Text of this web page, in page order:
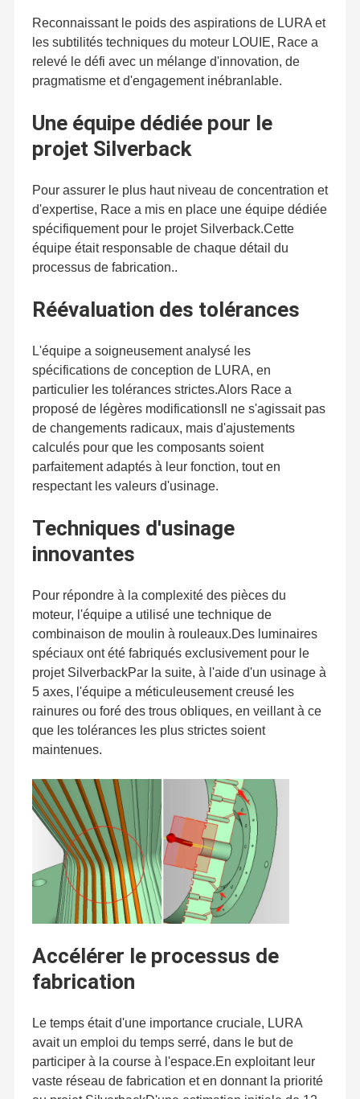
Reconnaissant le poids des aspirations de LURA et
les subtilités techniques du moteur LOUIE, Race a
relevé le défi avec un mélange d'innovation, de
pragmatisme et d'engagement inébranlable.
Une équipe dédiée pour le
projet Silverback
Pour assurer le plus haut niveau de concentration et
d'expertise, Race a mis en place une équipe dédiée
spécifiquement pour le projet Silverback.Cette
équipe était responsable de chaque détail du
processus de fabrication..
Réévaluation des tolérances
L'équipe a soigneusement analysé les
spécifications de conception de LURA, en
particulier les tolérances strictes.Alors Race a
proposé de légères modificationsIl ne s'agissait pas
de changements radicaux, mais d'ajustements
calculés pour que les composants soient
parfaitement adaptés à leur fonction, tout en
respectant les valeurs d'usinage.
Techniques d'usinage
innovantes
Pour répondre à la complexité des pièces du
moteur, l'équipe a utilisé une technique de
combinaison de moulin à rouleaux.Des luminaires
spéciaux ont été fabriqués exclusivement pour le
projet SilverbackPar la suite, à l'aide d'un usinage à
5 axes, l'équipe a méticuleusement creusé les
rainures ou foré des trous obliques, en veillant à ce
que les tolérances les plus strictes soient
maintenues.
Accélérer le processus de
fabrication
Le temps était d'une importance cruciale, LURA
avait un emploi du temps serré, dans le but de
participer à la course à l'espace.En exploitant leur
vaste réseau de fabrication et en donnant la priorité